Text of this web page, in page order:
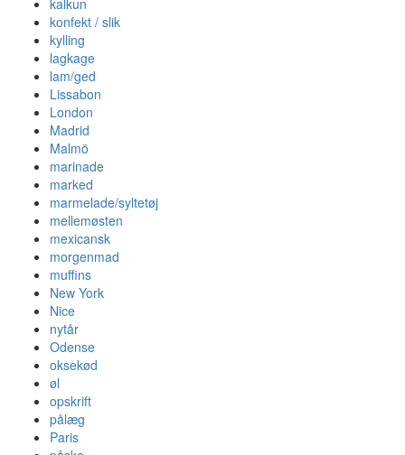
kalkun
konfekt / slik
kylling
lagkage
lam/ged
Lissabon
London
Madrid
Malmö
marinade
marked
marmelade/syltetøj
mellemøsten
mexicansk
morgenmad
muffins
New York
Nice
nytår
Odense
oksekød
øl
opskrift
pålæg
Paris